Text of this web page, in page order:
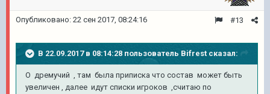
#13
Опубликовано: 22 сен 2017, 08:24:16
В 22.09.2017 в 08:14:28 пользователь Bifrest сказал:
О дремучий , там была приписка что состав может быть
увеличен , далее идут списки игроков ,считаю по